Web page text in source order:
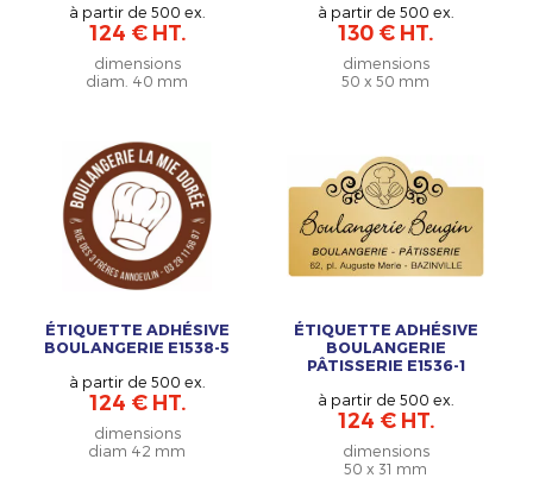
à partir de 500 ex.
124 € HT.
dimensions
diam. 40 mm
à partir de 500 ex.
130 € HT.
dimensions
50 x 50 mm
ÉTIQUETTE ADHÉSIVE
BOULANGERIE E1538-5
à partir de 500 ex.
124 € HT.
dimensions
diam 42 mm
ÉTIQUETTE ADHÉSIVE
BOULANGERIE
PÂTISSERIE E1536-1
à partir de 500 ex.
124 € HT.
dimensions
50 x 31 mm